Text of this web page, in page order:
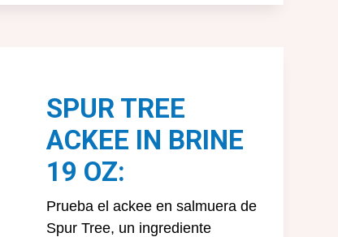
SPUR TREE
ACKEE IN BRINE
19 OZ:
Prueba el ackee en salmuera de
Spur Tree, un ingrediente